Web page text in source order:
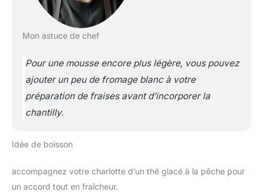
Mon astuce de chef
Pour une mousse encore plus légère, vous pouvez
ajouter un peu de fromage blanc à votre
préparation de fraises avant d’incorporer la
chantilly.
Idée de boisson
accompagnez votre charlotte d’un thé glacé à la pêche pour
un accord tout en fraîcheur.